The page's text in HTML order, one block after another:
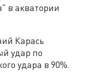
в акватории
Карась
удар по
удара в 90%.